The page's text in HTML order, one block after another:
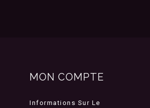
MON COMPTE
Informations Sur Le